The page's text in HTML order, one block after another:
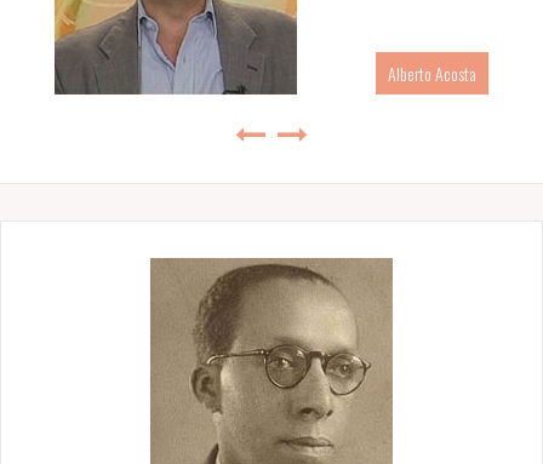
Alberto Acosta